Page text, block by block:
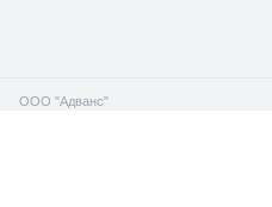
ООО "Адванс"